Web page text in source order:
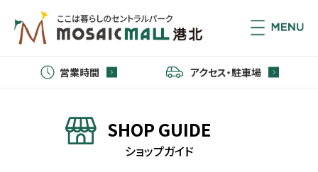
営業時間 アクセス・駐車場
SHOP GUIDE
ショップガイド